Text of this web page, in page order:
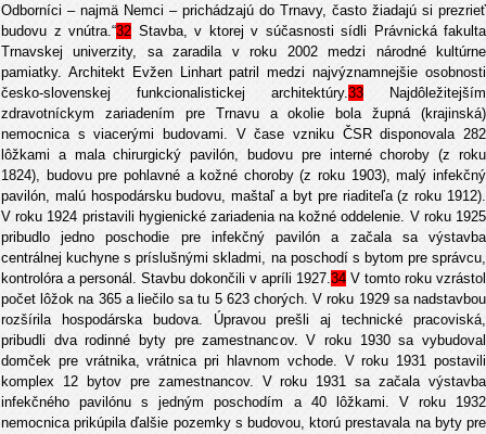
Odborníci – najmä Nemci – prichádzajú do Trnavy, často žiadajú si prezrieť
budovu z vnútra.“32 Stavba, v ktorej v súčasnosti sídli Právnická fakulta
Trnavskej univerzity, sa zaradila v roku 2002 medzi národné kultúrne
pamiatky. Architekt Evžen Linhart patril medzi najvýznamnejšie osobnosti
česko-slovenskej funkcionalistickej architektúry.33 Najdôležitejším
zdravotníckym zariadením pre Trnavu a okolie bola župná (krajinská)
nemocnica s viacerými budovami. V čase vzniku ČSR disponovala 282
lôžkami a mala chirurgický pavilón, budovu pre interné choroby (z roku
1824), budovu pre pohlavné a kožné choroby (z roku 1903), malý infekčný
pavilón, malú hospodársku budovu, maštaľ a byt pre riaditeľa (z roku 1912).
V roku 1924 pristavili hygienické zariadenia na kožné oddelenie. V roku 1925
pribudlo jedno poschodie pre infekčný pavilón a začala sa výstavba
centrálnej kuchyne s príslušnými skladmi, na poschodí s bytom pre správcu,
kontrolóra a personál. Stavbu dokončili v apríli 1927.34 V tomto roku vzrástol
počet lôžok na 365 a liečilo sa tu 5 623 chorých. V roku 1929 sa nadstavbou
rozšírila hospodárska budova. Úpravou prešli aj technické pracoviská,
pribudli dva rodinné byty pre zamestnancov. V roku 1930 sa vybudoval
domček pre vrátnika, vrátnica pri hlavnom vchode. V roku 1931 postavili
komplex 12 bytov pre zamestnancov. V roku 1931 sa začala výstavba
infekčného pavilónu s jedným poschodím a 40 lôžkami. V roku 1932
nemocnica prikúpila ďalšie pozemky s budovou, ktorú prestavala na byty pre